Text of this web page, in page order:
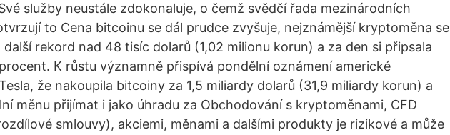
služby neustále zdokonaluje, o čemž svědčí řada mezinárodních
to Cena bitcoinu se dál prudce zvyšuje, nejznámější kryptoměna se
další rekord nad 48 tisíc dolarů (1,02 milionu korun) a za den si připsala
K růstu významně přispívá pondělní oznámení americké
že nakoupila bitcoiny za 1,5 miliardy dolarů (31,9 miliardy korun) a
měnu přijímat i jako úhradu za Obchodování s kryptoměnami, CFD
smlouvy), akciemi, měnami a dalšími produkty je rizikové a může